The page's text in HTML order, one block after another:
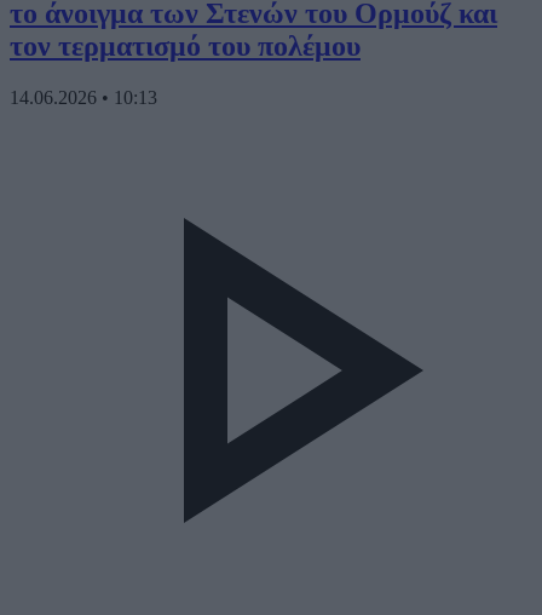
το άνοιγμα των Στενών του Ορμούζ και
τον τερματισμό του πολέμου
14.06.2026 • 10:13